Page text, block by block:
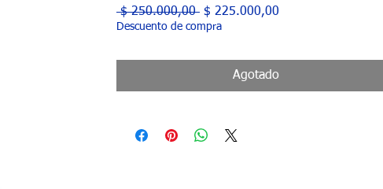
$ 250.000,00 Precio
$ 225.000,00
Descuento de compra
Agotado